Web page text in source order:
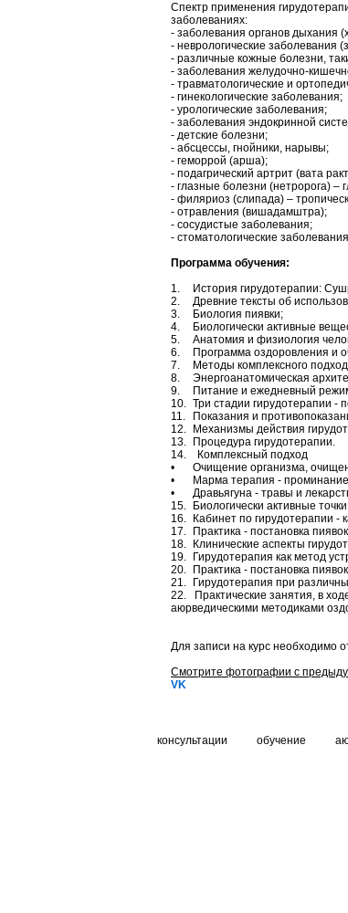
Спектр применения
заболеваниях:
- заболевания органов дыхания
- неврологические заболевания
- различные кожные болезни,
- заболевания желудочно-
- травматологические и
- гинекологические заболевания;
- урологические заболевания;
- заболевания эндокринной
- детские болезни;
- абсцессы, гнойники, нарывы;
- геморрой (арша);
- подагрический артрит (вата
- глазные болезни (нетророга) –
- филяриоз (слипада) –
- отравления (вишадамштра);
- сосудистые заболевания;
- стоматологические
Программа обучения:
1.
История гирудотерапии:
2.
Древние тексты об
3.
Биология пиявки;
4.
Биологически активные
5.
Анатомия и физиология
6.
Программа оздоровления и
7.
Методы комплексного
8.
Энергоанатомическая
9.
Питание и ежедневный
10. Три стадии гирудотерапии -
11.
Показания и
12.
Механизмы действия
13.
Процедура гирудотерапии.
14. Комплексный подход
•
Очищение организма,
•
Марма терапия -
•
Дравьягуна - травы и
15.
Биологически активные
16.
Кабинет по гирудотерапии -
17.
Практика - постановка
18.
Клинические аспекты
19.
Гирудотерапия как метод
20.
Практика - постановка
21.
Гирудотерапия при
22. Практические занятия, в
аюрведическими методиками
Для записи на курс необходимо
Смотрите фотографии с
VK
консультации обучение